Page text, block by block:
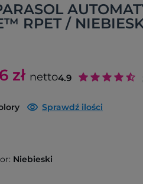
RPET /
zł netto4.9
Sprawdź ilości
Niebieski